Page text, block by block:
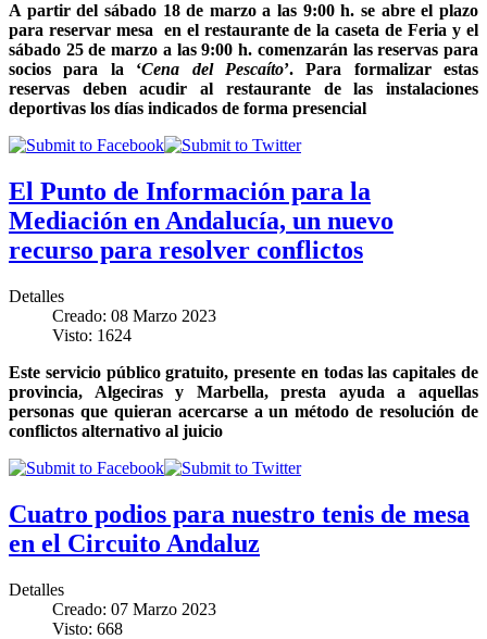
A partir del sábado 18 de marzo a las 9:00 h. se abre el plazo
para reservar mesa en el restaurante de la caseta de Feria y el
sábado 25 de marzo a las 9:00 h. comenzarán las reservas para
socios para la ‘Cena del Pescaíto’. Para formalizar estas
reservas deben acudir al restaurante de las instalaciones
deportivas los días indicados de forma presencial
El Punto de Información para la
Mediación en Andalucía, un nuevo
recurso para resolver conflictos
Detalles
Creado: 08 Marzo 2023
Visto: 1624
Este servicio público gratuito, presente en todas las capitales de
provincia, Algeciras y Marbella, presta ayuda a aquellas
personas que quieran acercarse a un método de resolución de
conflictos alternativo al juicio
Cuatro podios para nuestro tenis de mesa
en el Circuito Andaluz
Detalles
Creado: 07 Marzo 2023
Visto: 668